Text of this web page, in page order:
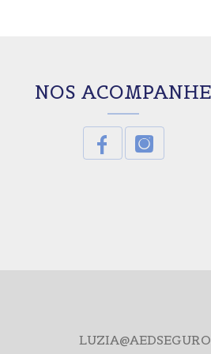
NOS ACOMPANHE